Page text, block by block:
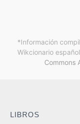
*Información
Wikcionario
Commons
LIBROS